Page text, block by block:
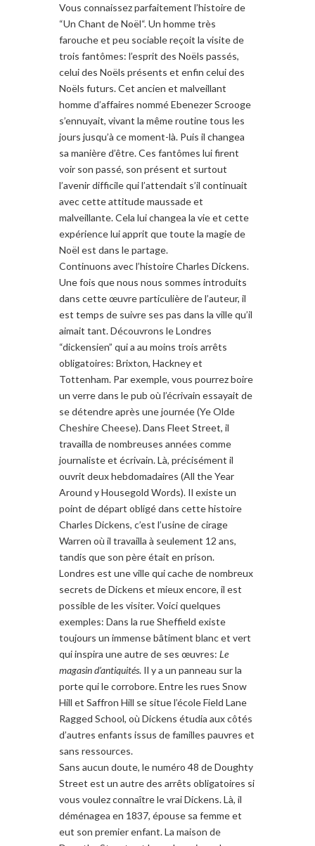
Vous connaissez parfaitement l’histoire de
“Un Chant de Noël“.Un hommetrès
farouche et peu sociable reçoit la visite de
trois fantômes: l’esprit des Noëls passés,
celui des Noëls présents et enfin celuides
Noëls futurs.Cet ancien et malveillant
hommed’affaires nomméEbenezer Scrooge
s’ennuyait, vivant la mêmeroutine tous les
jours jusqu’à ce moment-là. Puis il changea
sa manière d’être. Ces fantômes lui firent
voir son passé, son présent et surtout
l’avenirdifficile quil’attendait s’il continuait
aveccette attitudemaussadeet
malveillante. Cela lui changea la vie et cette
expériencelui apprit que toutela magie de
Noël est dans le partage.
Continuons avec l’histoireCharles Dickens.
Une fois que nous nous sommes introduits
dans cette œuvreparticulièrede l’auteur, il
est temps de suivre ses pas dans la villequ’il
aimait tant. Découvrons le Londres
“dickensien” qui a au moins trois arrêts
obligatoires: Brixton, Hackneyet
Tottenham. Par exemple, vous pourrez boire
un verre dans lepub où l’écrivain essayait de
se détendre après une journée(Ye Olde
Cheshire Cheese).Dans Fleet Street, il
travailla de nombreuses années comme
journalisteet écrivain.Là, précisément il
ouvrit deux hebdomadaires (All the Year
Around y Housegold Words). Il existeun
point de départ obligédans cettehistoire
Charles Dickens, c’est l’usinedecirage
Warren où il travailla à seulement 12 ans,
tandis que son pèreétait en prison.
Londres est une villequi cachede nombreux
secrets deDickens et mieux encore, il est
possible deles visiter. Voici quelques
exemples: Dans la rueSheffield existe
toujours un immense bâtiment blancet vert
qui inspira une autrede ses œuvres: Le
magasin d’antiquités. Il y a un panneau sur la
portequi lecorrobore. Entreles rues Snow
Hill et Saffron Hill se situe l’école Field Lane
Ragged School, où Dickens étudia aux côtés
d’autres enfants issus de familles pauvres et
sans ressources.
Sans aucun doute, le numéro 48 deDoughty
Street est un autre des arrêts obligatoires si
vous voulezconnaître le vraiDickens.Là, il
déménagea en 1837, épouse sa femme et
eut son premierenfant.La maison de